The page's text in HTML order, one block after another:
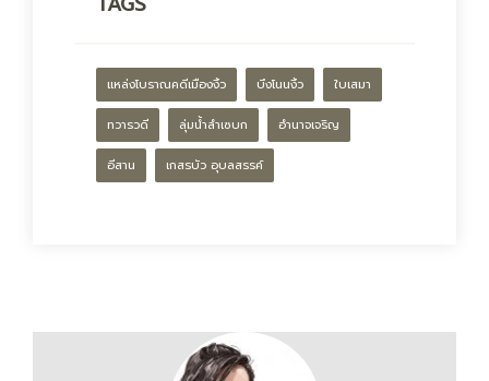
แหล่งโบราณคดีเมืองงิ้ว บึงโนนงิ้ว ใบเสมา
ทวารวดี ลุ่มน้ำลำเซบก อำนาจเจริญ
อีสาน เกสรบัว อุบลสรรค์